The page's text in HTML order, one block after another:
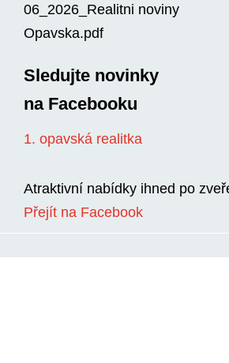
06_2026_Realitni noviny
Opavska.pdf
Sledujte novinky
na Facebooku
1. opavská realitka
Atraktivní nabídky ihned po
Přejít na Facebook